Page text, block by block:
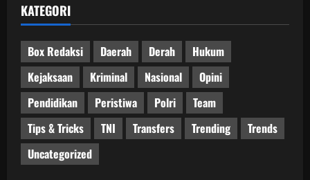
KATEGORI
Box Redaksi Daerah Derah
Hukum
Kejaksaan
Kriminal Nasional
Opini
Pendidikan
Peristiwa Polri
Team
Tips & Tricks
TNI Transfers Trending
Trends
Uncategorized